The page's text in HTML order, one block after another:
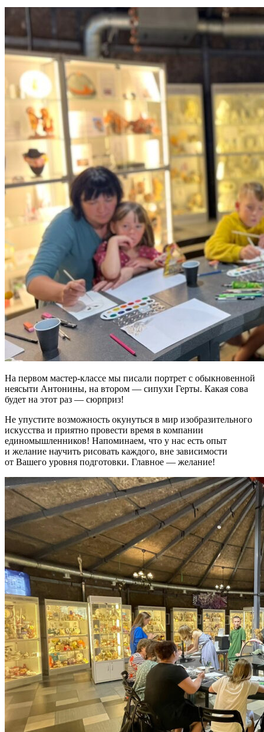
На первом мастер-классе мы писали портрет с обыкновенной
неясыти Антонины, на втором — сипухи Герты. Какая сова
будет на этот раз — сюрприз!
Не упустите возможность окунуться в мир изобразительного
искусства и приятно провести время в компании
единомышленников! Напоминаем, что у нас есть опыт
и желание научить рисовать каждого, вне зависимости
от Вашего уровня подготовки. Главное — желание!